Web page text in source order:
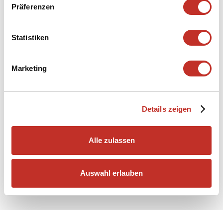
Präferenzen
Statistiken
Marketing
Details zeigen
Alle zulassen
Auswahl erlauben